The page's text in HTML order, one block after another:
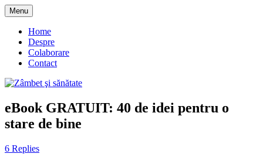
Skip
to
content
Zâmbet şi sănătate
Menu
Home
Despre
Colaborare
Contact
eBook GRATUIT: 40 de idei pentru o
stare de bine
6 Replies